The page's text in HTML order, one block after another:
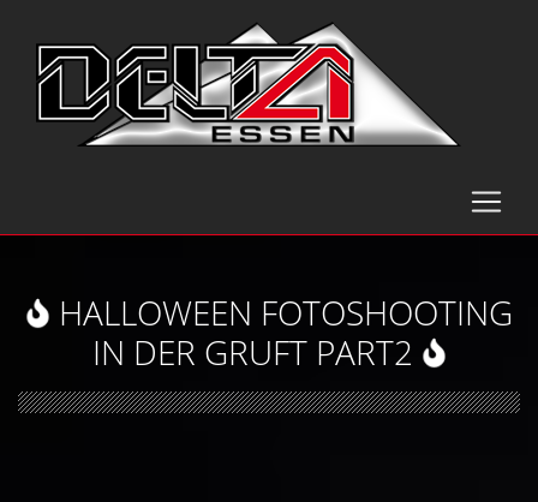
HALLOWEEN FOTOSHOOTING
IN DER GRUFT PART2